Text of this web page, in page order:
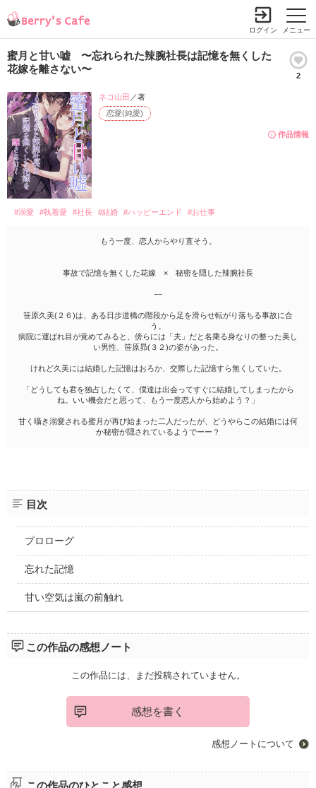
メニュー
ログイン
蜜月と甘い嘘 〜忘れられた辣腕社長は記憶を無くした
花嫁を離さない〜
2
作品情報
恋愛(純愛)
ネコ山田 ／著
#溺愛 #執着愛 #社長 #結婚 #ハッピーエンド #お仕事
もう一度、恋人からやり直そう。
事故で記憶を無くした花嫁 × 秘密を隠した辣腕社長
−−
笹原久美(２６)は、ある日歩道橋の階段から足を滑らせ転がり落ちる事故に合
う。
病院に運ばれ目が覚めてみると、傍らには「夫」だと名乗る身なりの整った美し
い男性、笹原昴(３２)の姿があった。
けれど久美には結婚した記憶はおろか、交際した記憶すら無くしていた。
「どうしても君を独占したくて、僕達は出会ってすぐに結婚してしまったから
ね。いい機会だと思って、もう一度恋人から始めよう？」
甘く囁き溺愛される蜜月が再び始まった二人だったが、どうやらこの結婚には何
か秘密が隠されているようでーー？
目次
プロローグ
忘れた記憶
甘い空気は嵐の前触れ
この作品の感想ノート
この作品には、まだ投稿されていません。
感想を書く
感想ノートについて